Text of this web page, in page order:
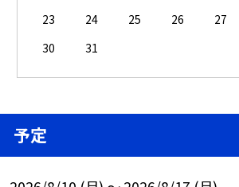
23
24 25 26 27
30
31
予定